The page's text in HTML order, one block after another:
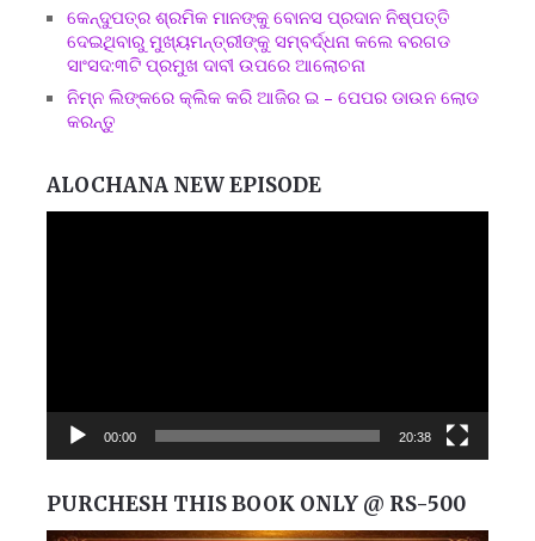
କେନ୍ଦୁପତ୍ର ଶ୍ରମିକ ମାନଙ୍କୁ ବୋନସ ପ୍ରଦାନ ନିଷ୍ପତ୍ତି
ଦେଇଥିବାରୁ ମୁଖ୍ୟମନ୍ତ୍ରୀଙ୍କୁ ସମ୍ବର୍ଦ୍ଧନା କଲେ ବରଗଡ
ସାଂସଦ:୩ଟି ପ୍ରମୁଖ ଦାବୀ ଉପରେ ଆଲୋଚନା
ନିମ୍ନ ଲିଙ୍କରେ କ୍ଲିକ କରି ଆଜିର ଇ – ପେପର ଡାଉନ ଲୋଡ
କରନ୍ତୁ
ALOCHANA NEW EPISODE
00:00 20:38
PURCHESH THIS BOOK ONLY @ RS-500